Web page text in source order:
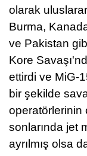
olarak
Burma,
ve Pakistan
Kore
ettirdi ve MiG-
bir şekilde
operatörlerinin
sonlarında jet
ayrılmış olsa